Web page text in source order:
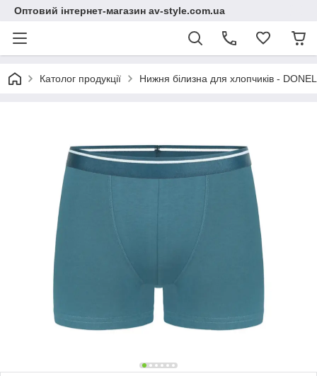
Оптовий інтернет-магазин av-style.com.ua
Католог продукції Нижня білизна для хлопчиків -